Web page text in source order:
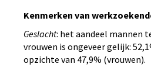
Kenmerken van
Geslacht: het aandeel mannen
vrouwen is ongeveer gelijk:
opzichte van 47,9% (vrouwen).